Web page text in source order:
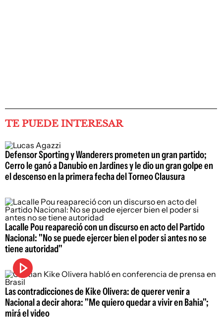
TE PUEDE INTERESAR
Defensor Sporting y Wanderers prometen un gran partido;
Cerro le ganó a Danubio en Jardines y le dio un gran golpe en
el descenso en la primera fecha del Torneo Clausura
Lacalle Pou reapareció con un discurso en acto del Partido
Nacional: "No se puede ejercer bien el poder si antes no se
tiene autoridad"
Las contradicciones de Kike Olivera: de querer venir a
Nacional a decir ahora: "Me quiero quedar a vivir en Bahia";
mirá el video